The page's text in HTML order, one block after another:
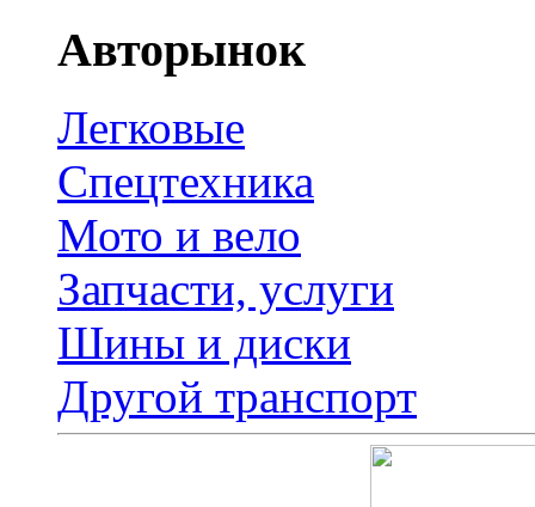
Авторынок
Легковые
Спецтехника
Мото и вело
Запчасти, услуги
Шины и диски
Другой транспорт